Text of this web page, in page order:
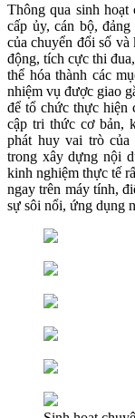
Thông qua sinh hoạt
cấp ủy, cán bộ,
của chuyển đổi số
động, tích cực thi
thể hóa thành các
nhiệm vụ được giao
để tổ chức thực hiện
cập tri thức cơ bản,
phát huy vai trò
trong xây dựng nội
kinh nghiệm thực tế
ngay trên máy tính,
sự sôi nổi, ứng dụng